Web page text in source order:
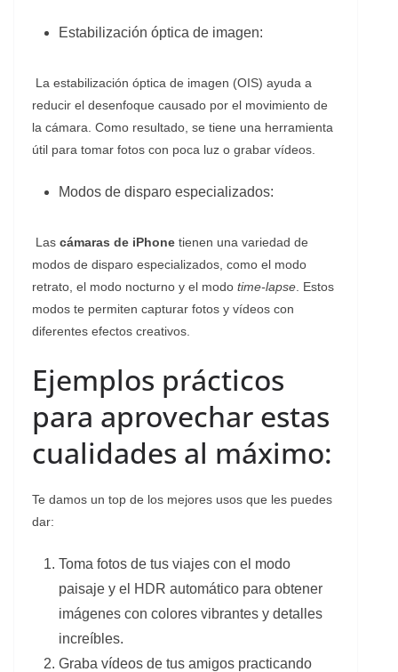
Estabilización óptica de imagen:
La estabilización óptica de imagen (OIS) ayuda a
reducir el desenfoque causado por el movimiento de
la cámara. Como resultado, se tiene una herramienta
útil para tomar fotos con poca luz o grabar vídeos.
Modos de disparo especializados:
Las cámaras de iPhone tienen una variedad de
modos de disparo especializados, como el modo
retrato, el modo nocturno y el modo time-lapse . Estos
modos te permiten capturar fotos y vídeos con
diferentes efectos creativos.
Ejemplos prácticos
para aprovechar estas
cualidades al máximo:
Te damos un top de los mejores usos que les puedes
dar:
Toma fotos de tus viajes con el modo
paisaje y el HDR automático para obtener
imágenes con colores vibrantes y detalles
increíbles.
Graba vídeos de tus amigos practicando